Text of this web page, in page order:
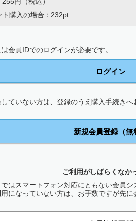
ト購入の場合：232pt
会員IDでのログインが必要です。
ログイン
ていない方は、登録のうえ購入手続きへ
新規会員登録（無
ご利用がしばらくなか
はスマートフォン対応にともない会員
になっていない方は、お手数ですが先に